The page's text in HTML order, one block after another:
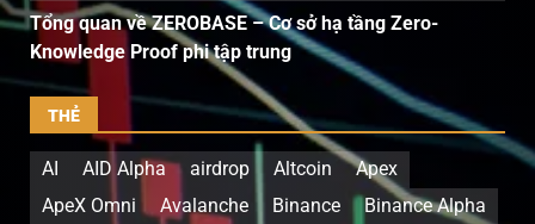
Tổng quan về ZEROBASE – Cơ sở hạ tầng Zero-
Knowledge Proof phi tập trung
THẺ
AI AID Alpha airdrop Altcoin
Apex
ApeX Omni
Avalanche Binance
Binance Alpha